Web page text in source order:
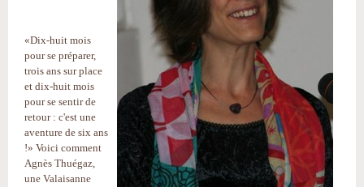
«Dix-huit mois
pour se préparer,
trois ans sur place
et dix-huit mois
pour se sentir de
retour : c'est une
aventure de six ans
!» Voici comment
Agnès Thuégaz,
une Valaisanne